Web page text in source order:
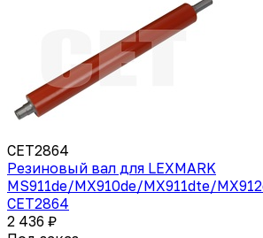
CET2864
Резиновый вал для LEXMARK
MS911de/MX910de/MX911dte/
CET2864
2 436 ₽